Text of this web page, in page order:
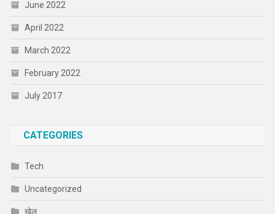
June 2022
April 2022
March 2022
February 2022
July 2017
CATEGORIES
Tech
Uncategorized
खेल